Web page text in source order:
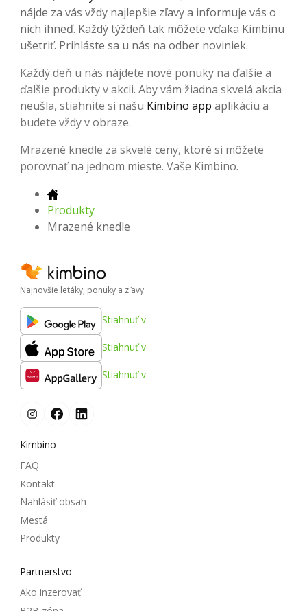
nájde za vás vždy najlepšie zľavy a informuje vás o
nich ihneď. Každý týždeň tak môžete vďaka Kimbinu
ušetriť. Prihláste sa u nás na odber noviniek.
Každý deň u nás nájdete nové ponuky na ďalšie a
ďalšie produkty v akcii. Aby vám žiadna skvelá akcia
neušla, stiahnite si našu Kimbino app aplikáciu a
budete vždy v obraze.
Mrazené knedle za skvelé ceny, ktoré si môžete
porovnať na jednom mieste. Vaše Kimbino.
Produkty
Mrazené knedle
Najnovšie letáky, ponuky a zľavy
Stiahnuť v
Stiahnuť v
Stiahnuť v
Kimbino
FAQ
Kontakt
Nahlásiť obsah
Mestá
Produkty
Partnerstvo
Ako inzerovať